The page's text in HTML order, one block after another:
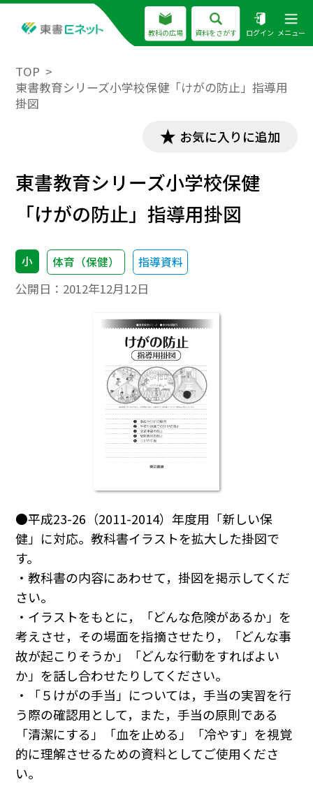
教科の広場 資料をさがす ログイン メニュー
TOP
東書教育シリーズ小学校保健「けがの防止」指導用
掛図
お気に入りに追加
東書教育シリーズ小学校保健
「けがの防止」指導用掛図
小 体育（保健） 指導資料
公開日： 2012年12月12日
●平成23-26（2011-2014）年度用「新しい保
健」に対応。教科書イラストを拡大した掛図で
す。
・教科書の内容にあわせて，掛図を掲示してくだ
さい。
・イラストをもとに，「どんな危険があるか」を
考えさせ，その場面を指摘させたり，「どんな事
故が起こりそうか」「どんな行動をすればよい
か」を話し合わせたりしてください。
・「５けがの手当」については，手当の実習を行
う際の確認用として，また，手当の原則である
「清潔にする」「血を止める」「冷やす」を視覚
的に理解させるための資料としてご使用くださ
い。